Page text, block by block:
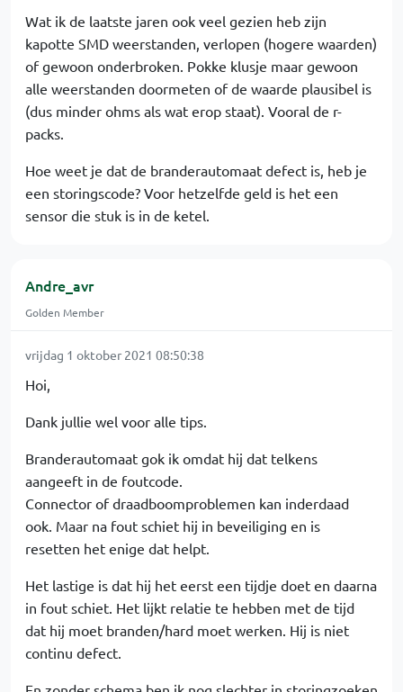
Wat ik de laatste jaren ook veel gezien heb zijn
kapotte SMD weerstanden, verlopen (hogere waarden)
of gewoon onderbroken. Pokke klusje maar gewoon
alle weerstanden doormeten of de waarde plausibel is
(dus minder ohms als wat erop staat). Vooral de r-
packs.
Hoe weet je dat de branderautomaat defect is, heb je
een storingscode? Voor hetzelfde geld is het een
sensor die stuk is in de ketel.
Andre_avr
Golden Member
vrijdag 1 oktober 2021 08:50:38
Hoi,
Dank jullie wel voor alle tips.
Branderautomaat gok ik omdat hij dat telkens
aangeeft in de foutcode.
Connector of draadboomproblemen kan inderdaad
ook. Maar na fout schiet hij in beveiliging en is
resetten het enige dat helpt.
Het lastige is dat hij het eerst een tijdje doet en daarna
in fout schiet. Het lijkt relatie te hebben met de tijd
dat hij moet branden/hard moet werken. Hij is niet
continu defect.